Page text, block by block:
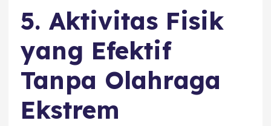
5. Aktivitas Fisik
yang Efektif
Tanpa Olahraga
Ekstrem